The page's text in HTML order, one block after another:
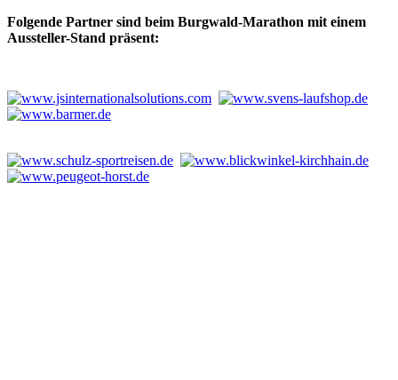
Folgende Partner sind beim Burgwald-Marathon mit einem
Aussteller-Stand präsent: